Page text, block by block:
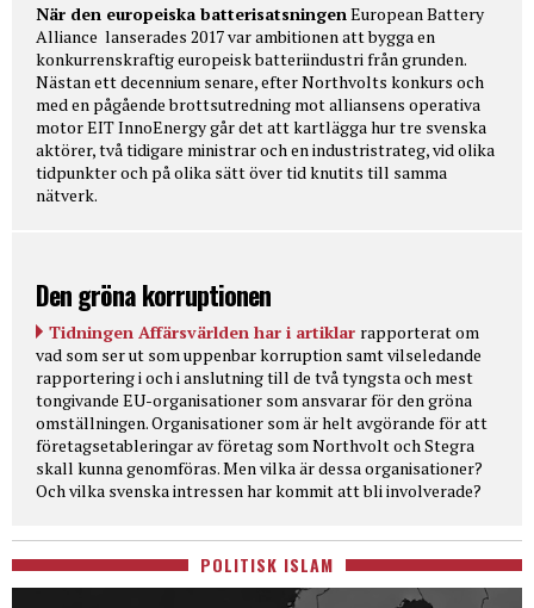
När den europeiska batterisatsningen European Battery
Alliance lanserades 2017 var ambitionen att bygga en
konkurrenskraftig europeisk batteriindustri från grunden.
Nästan ett decennium senare, efter Northvolts konkurs och
med en pågående brottsutredning mot alliansens operativa
motor EIT InnoEnergy går det att kartlägga hur tre svenska
aktörer, två tidigare ministrar och en industristrateg, vid olika
tidpunkter och på olika sätt över tid knutits till samma
nätverk.
Den gröna korruptionen
Tidningen Affärsvärlden har i artiklar rapporterat om
vad som ser ut som uppenbar korruption samt vilseledande
rapportering i och i anslutning till de två tyngsta och mest
tongivande EU-organisationer som ansvarar för den gröna
omställningen. Organisationer som är helt avgörande för att
företagsetableringar av företag som Northvolt och Stegra
skall kunna genomföras. Men vilka är dessa organisationer?
Och vilka svenska intressen har kommit att bli involverade?
POLITISK ISLAM